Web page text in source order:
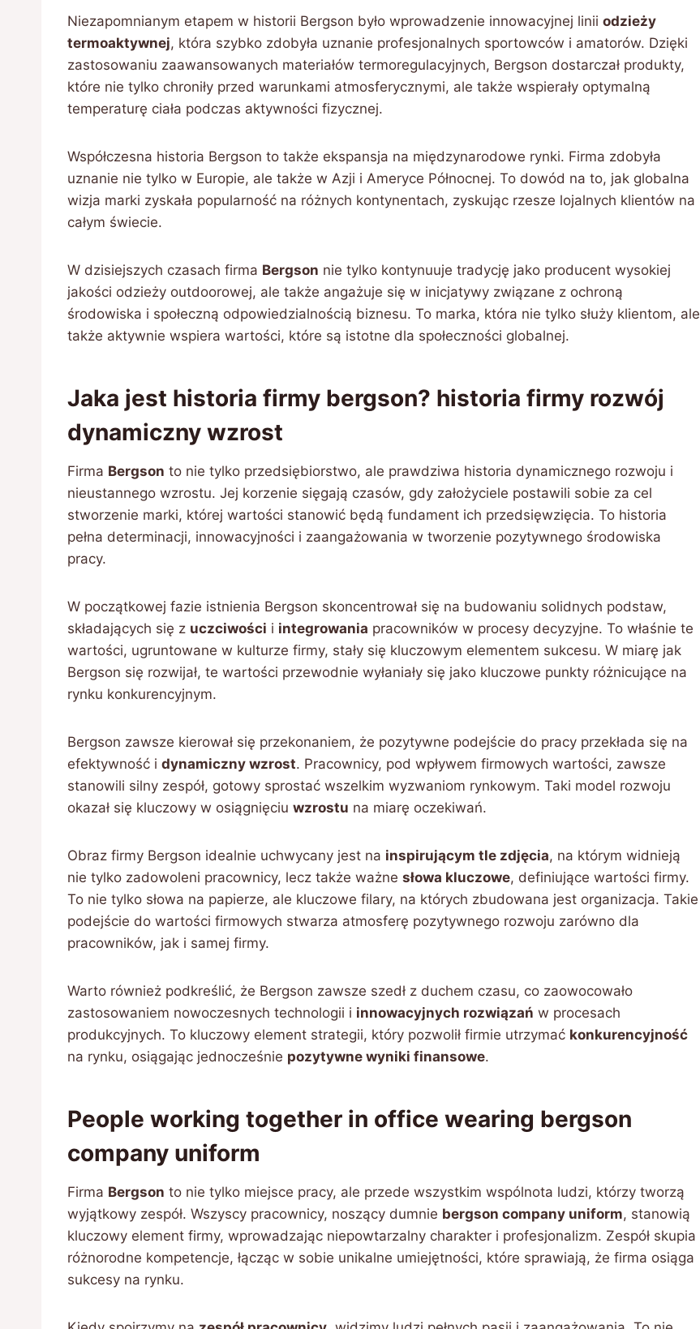
Niezapomnianym etapem w historii Bergson było wprowadzenie innowacyjnej linii odzieży
termoaktywnej, która szybko zdobyła uznanie profesjonalnych sportowców i amatorów. Dzięki
zastosowaniu zaawansowanych materiałów termoregulacyjnych, Bergson dostarczał produkty,
które nie tylko chroniły przed warunkami atmosferycznymi, ale także wspierały optymalną
temperaturę ciała podczas aktywności fizycznej.
Współczesna historia Bergson to także ekspansja na międzynarodowe rynki. Firma zdobyła
uznanie nie tylko w Europie, ale także w Azji i Ameryce Północnej. To dowód na to, jak globalna
wizja marki zyskała popularność na różnych kontynentach, zyskując rzesze lojalnych klientów na
całym świecie.
W dzisiejszych czasach firma Bergson nie tylko kontynuuje tradycję jako producent wysokiej
jakości odzieży outdoorowej, ale także angażuje się w inicjatywy związane z ochroną
środowiska i społeczną odpowiedzialnością biznesu. To marka, która nie tylko służy klientom, ale
także aktywnie wspiera wartości, które są istotne dla społeczności globalnej.
Jaka jest historia firmy bergson? historia firmy rozwój
dynamiczny wzrost
Firma Bergson to nie tylko przedsiębiorstwo, ale prawdziwa historia dynamicznego rozwoju i
nieustannego wzrostu. Jej korzenie sięgają czasów, gdy założyciele postawili sobie za cel
stworzenie marki, której wartości stanowić będą fundament ich przedsięwzięcia. To historia
pełna determinacji, innowacyjności i zaangażowania w tworzenie pozytywnego środowiska
pracy.
W początkowej fazie istnienia Bergson skoncentrował się na budowaniu solidnych podstaw,
składających się z uczciwości i integrowania pracowników w procesy decyzyjne. To właśnie te
wartości, ugruntowane w kulturze firmy, stały się kluczowym elementem sukcesu. W miarę jak
Bergson się rozwijał, te wartości przewodnie wyłaniały się jako kluczowe punkty różnicujące na
rynku konkurencyjnym.
Bergson zawsze kierował się przekonaniem, że pozytywne podejście do pracy przekłada się na
efektywność i dynamiczny wzrost. Pracownicy, pod wpływem firmowych wartości, zawsze
stanowili silny zespół, gotowy sprostać wszelkim wyzwaniom rynkowym. Taki model rozwoju
okazał się kluczowy w osiągnięciu wzrostu na miarę oczekiwań.
Obraz firmy Bergson idealnie uchwycany jest na inspirującym tle zdjęcia, na którym widnieją
nie tylko zadowoleni pracownicy, lecz także ważne słowa kluczowe, definiujące wartości firmy.
To nie tylko słowa na papierze, ale kluczowe filary, na których zbudowana jest organizacja. Takie
podejście do wartości firmowych stwarza atmosferę pozytywnego rozwoju zarówno dla
pracowników, jak i samej firmy.
Warto również podkreślić, że Bergson zawsze szedł z duchem czasu, co zaowocowało
zastosowaniem nowoczesnych technologii i innowacyjnych rozwiązań w procesach
produkcyjnych. To kluczowy element strategii, który pozwolił firmie utrzymać konkurencyjność
na rynku, osiągając jednocześnie pozytywne wyniki finansowe.
People working together in office wearing bergson
company uniform
Firma Bergson to nie tylko miejsce pracy, ale przede wszystkim wspólnota ludzi, którzy tworzą
wyjątkowy zespół. Wszyscy pracownicy, noszący dumnie bergson company uniform, stanowią
kluczowy element firmy, wprowadzając niepowtarzalny charakter i profesjonalizm. Zespół skupia
różnorodne kompetencje, łącząc w sobie unikalne umiejętności, które sprawiają, że firma osiąga
sukcesy na rynku.